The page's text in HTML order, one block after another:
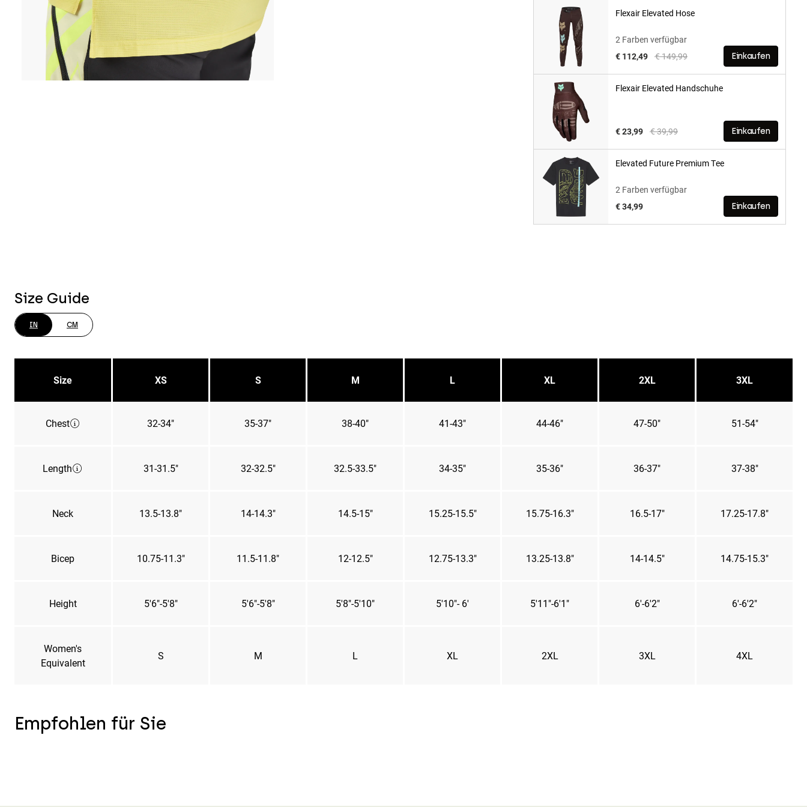
Flexair Elevated Hose
2 Farben verfügbar
Price reduced from
€ 149,99to
€ 112,49 Einkaufen
Flexair Elevated Handschuhe
Price reduced from
€ 39,99to
€ 23,99 Einkaufen
Elevated Future Premium Tee
2 Farben verfügbar
€ 34,99
Einkaufen
Size Guide
IN CM
Size XS S M L XL 2XL 3XL
Chest 32-34" 35-37" 38-40" 41-43" 44-46" 47-50" 51-54"
Length 31-31.5" 32-32.5" 32.5-33.5" 34-35" 35-36" 36-37" 37-38"
Neck 13.5-13.8" 14-14.3" 14.5-15" 15.25-15.5" 15.75-16.3" 16.5-17" 17.25-17.8"
Bicep 10.75-11.3" 11.5-11.8" 12-12.5" 12.75-13.3" 13.25-13.8" 14-14.5" 14.75-15.3"
Height 5'6"-5'8" 5'6"-5'8" 5'8"-5'10" 5'10"- 6' 5'11"-6'1" 6'-6'2" 6'-6'2"
Women's
Equivalent
S M L XL 2XL 3XL 4XL
Empfohlen für Sie